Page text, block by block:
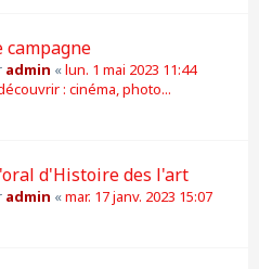
campagne
admin «lun. 1 mai 2023 11:44
: cinéma, photo...
d'Histoire des l'art
admin «mar. 17 janv. 2023 15:07